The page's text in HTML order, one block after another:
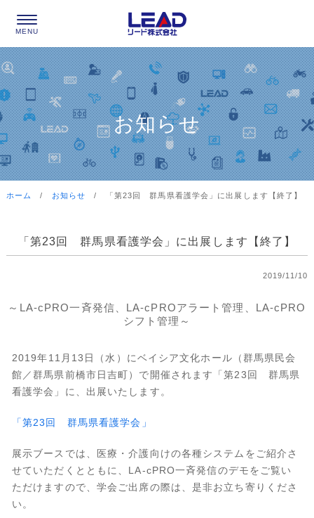
お知らせ
ホーム / お知らせ / 「第23回 群馬県看護学会」に出展します【終了】
「第23回 群馬県看護学会」に出展します【終了】
2019/11/10
～LA-cPRO一斉発信、LA-cPROアラート管理、LA-cPRO
シフト管理～
2019年11月13日（水）にベイシア文化ホール（群馬県民会
館／群馬県前橋市日吉町）で開催されます「第23回 群馬県
看護学会」に、出展いたします。
「第23回 群馬県看護学会」
展示ブースでは、医療・介護向けの各種システムをご紹介さ
せていただくとともに、LA-cPRO一斉発信のデモをご覧い
ただけますので、学会ご出席の際は、是非お立ち寄りくださ
い。